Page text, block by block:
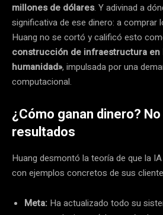
millones de dólares. Y adivinad a
significativa de ese dinero: a comprar
Huang no se cortó y calificó esto
construcción de infraestructura en
humanidad», impulsada por una
computacional.
¿Cómo ganan dinero?
resultados
Huang desmontó la teoría de que la
con ejemplos concretos de sus
Meta: Ha actualizado todo su